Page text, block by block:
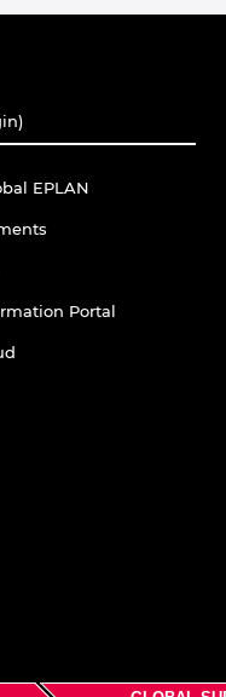
EPLAN
Portal